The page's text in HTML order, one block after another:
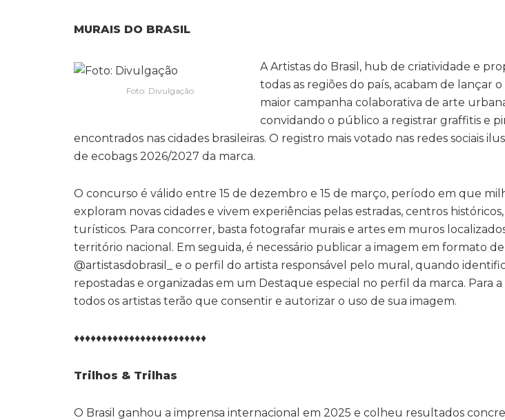
MURAIS DO BRASIL
Foto: Divulgação
A Artistas do Brasil, hub de criatividade e
todas as regiões do país, acabam de lançar o
maior campanha colaborativa de arte
convidando o público a registrar graffitis e
encontrados nas cidades brasileiras. O registro mais votado nas redes sociais
de ecobags 2026/2027 da marca.
O concurso é válido entre 15 de dezembro e 15 de março, período em que
exploram novas cidades e vivem experiências pelas estradas, centros
turísticos. Para concorrer, basta fotografar murais e artes em muros
território nacional. Em seguida, é necessário publicar a imagem em formato
@artistasdobrasil_ e o perfil do artista responsável pelo mural, quando
repostadas e organizadas em um Destaque especial no perfil da marca. Para
todos os artistas terão que consentir e autorizar o uso de sua imagem.
♦♦♦♦♦♦♦♦♦♦♦♦♦♦♦♦♦♦♦♦♦♦♦♦
Trilhos & Trilhas
O Brasil ganhou a imprensa internacional em 2025 e colheu resultados